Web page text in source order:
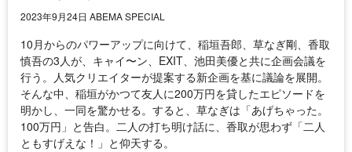
2023年9月24日 ABEMA SPECIAL
10月からのパワーアップに向けて、稲垣吾郎、草なぎ剛、香取
慎吾の3人が、キャイ〜ン、EXIT、池田美優と共に企画会議を
行う。人気クリエイターが提案する新企画を基に議論を展開。
そんな中、稲垣がかつて友人に200万円を貸したエピソードを
明かし、一同を驚かせる。すると、草なぎは「あげちゃった。
100万円」と告白。二人の打ち明け話に、香取が思わず「二人
ともすげえな！」と仰天する。